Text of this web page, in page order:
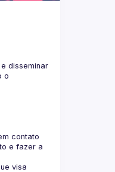
disseminar
o
contato
e fazer a
visa